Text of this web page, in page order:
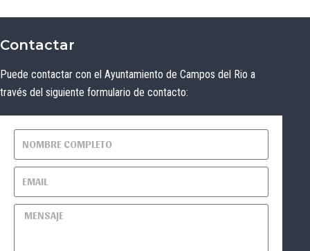
Contactar
Puede contactar con el Ayuntamiento de Campos del Rio a
través del siguiente formulario de contacto: